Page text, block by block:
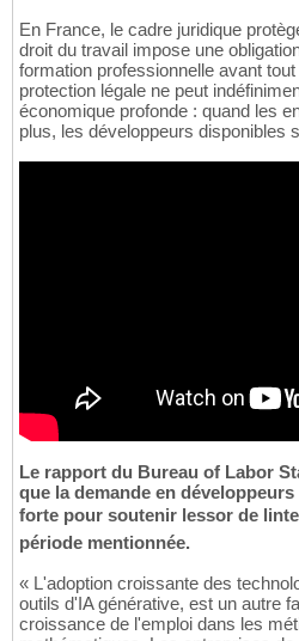
En France, le cadre juridique
droit du travail impose une
formation professionnelle avant
protection légale ne peut
économique profonde : quand les
plus, les développeurs disponibles
Le rapport du Bureau of Labor
que la demande en
forte pour soutenir lessor de
période mentionnée.
« L'adoption croissante des
outils d'IA générative, est un autre
croissance de l'emploi dans les